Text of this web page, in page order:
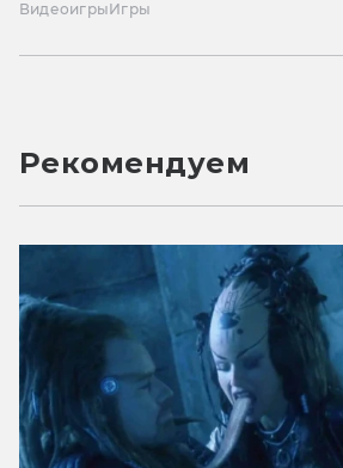
ВидеоигрыИгры
Рекомендуем